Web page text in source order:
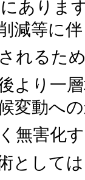
ありま
減等に
れるた
より一
変動へ
無害化
として